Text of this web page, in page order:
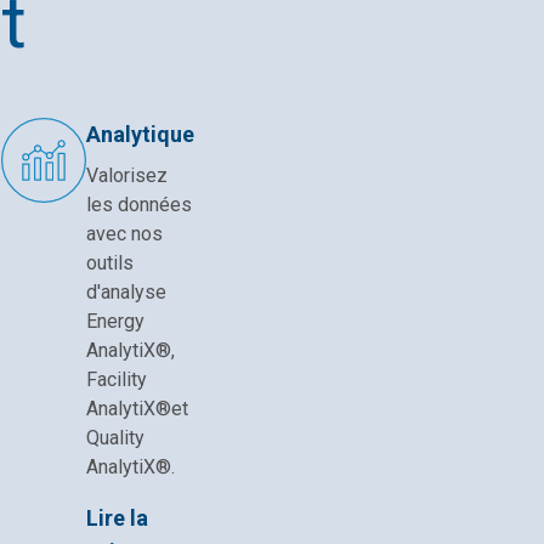
t
Analytique
Valorisez
les données
avec nos
outils
d'analyse
Energy
AnalytiX®,
Facility
AnalytiX®et
Quality
AnalytiX®.
Lire la